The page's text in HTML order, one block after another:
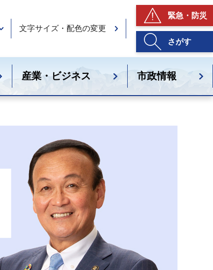
文字サイズ・配色の変更
緊急・防災
さがす
産業・ビジネス 市政情報